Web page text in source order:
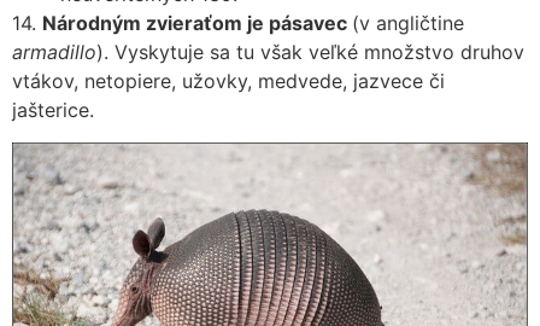
14. Národným zvieraťom je pásavec (v angličtine
armadillo). Vyskytuje sa tu však veľké množstvo druhov
vtákov, netopiere, užovky, medvede, jazvece či
jašterice.